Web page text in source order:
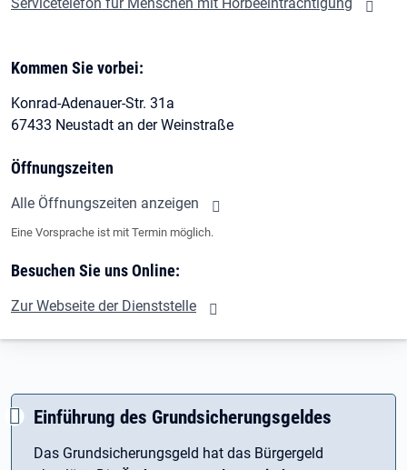
Kommen Sie vorbei:
Konrad-Adenauer-Str. 31a
67433 Neustadt an der Weinstraße
Öffnungszeiten
Alle Öffnungszeiten anzeigen
Eine Vorsprache ist mit Termin möglich.
Besuchen Sie uns Online:
Zur Webseite der Dienststelle
Einführung des Grundsicherungsgeldes
Das Grundsicherungsgeld hat das Bürgergeld